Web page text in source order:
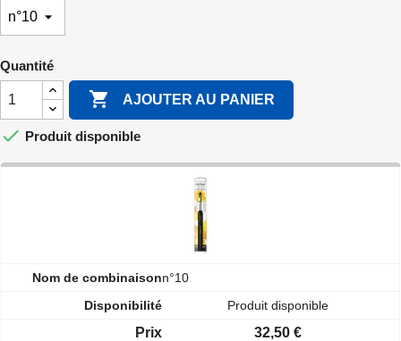
Quantité
 AJOUTER AU PANIER
 Produit disponible
n°10
Produit disponible
32,50 €